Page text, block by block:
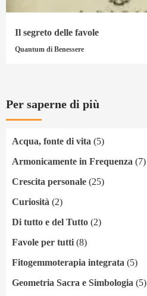
Il segreto delle favole
Quantum di Benessere
Per saperne di più
Acqua, fonte di vita (5)
Armonicamente in Frequenza (7)
Crescita personale (25)
Curiosità (2)
Di tutto e del Tutto (2)
Favole per tutti (8)
Fitogemmoterapia integrata (5)
Geometria Sacra e Simbologia (5)